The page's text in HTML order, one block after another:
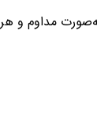
یک‌بار آپدیت می‌شود.